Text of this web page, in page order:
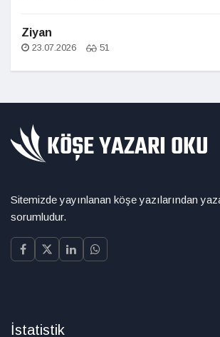
Ziyan
23.07.2026 51
Sitemizde yayınlanan köşe yazılarından
sorumludur.
İstatistik